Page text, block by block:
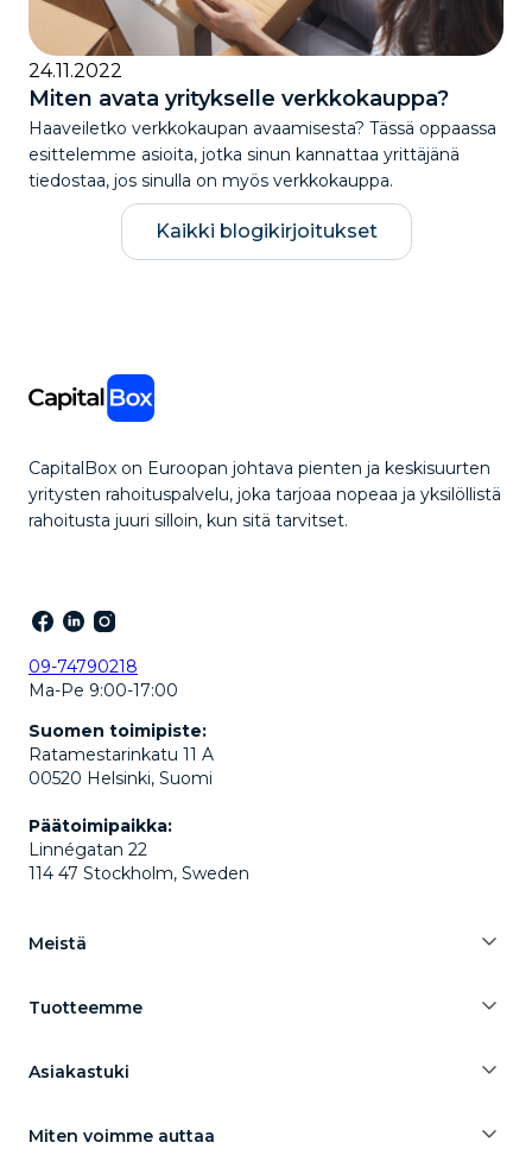
24.11.2022
Miten avata yritykselle verkkokauppa?
Haaveiletko verkkokaupan avaamisesta? Tässä oppaassa
esittelemme asioita, jotka sinun kannattaa yrittäjänä
tiedostaa, jos sinulla on myös verkkokauppa.
Kaikki blogikirjoitukset
CapitalBox on Euroopan johtava pienten ja keskisuurten
yritysten rahoituspalvelu, joka tarjoaa nopeaa ja yksilöllistä
rahoitusta juuri silloin, kun sitä tarvitset.
09-74790218
Ma-Pe 9:00-17:00
Suomen toimipiste:
Ratamestarinkatu 11 A
00520 Helsinki, Suomi
Päätoimipaikka:
Linnégatan 22
114 47 Stockholm, Sweden
Meistä
Tuotteemme
Asiakastuki
Miten voimme auttaa